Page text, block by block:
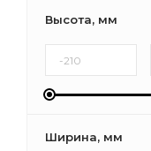
Высота, мм
Ширина, мм